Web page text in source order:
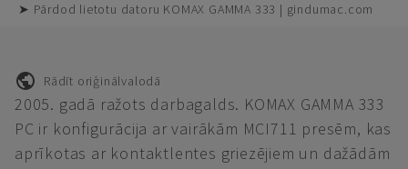
➤ Pārdod lietotu datoru KOMAX GAMMA 333 | gindumac.com
Rādīt oriģinālvalodā
2005. gadā ražots darbagalds. KOMAX GAMMA 333
PC ir konfigurācija ar vairākām MCI711 presēm, kas
aprīkotas ar kontaktlentes griezējiem un dažādām